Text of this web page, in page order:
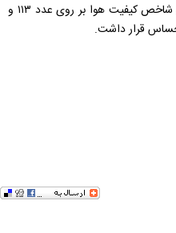
همچنین طی ۲۴ ساعت گذشته میانگین شاخص کیفیت هوا بر روی عدد ۱۱۳ و
قرار داشت.